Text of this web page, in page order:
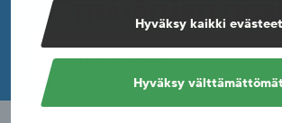
Hyväksy kaikki evästeet
Hyväksy
ETKÖ LÖYTÄNYT